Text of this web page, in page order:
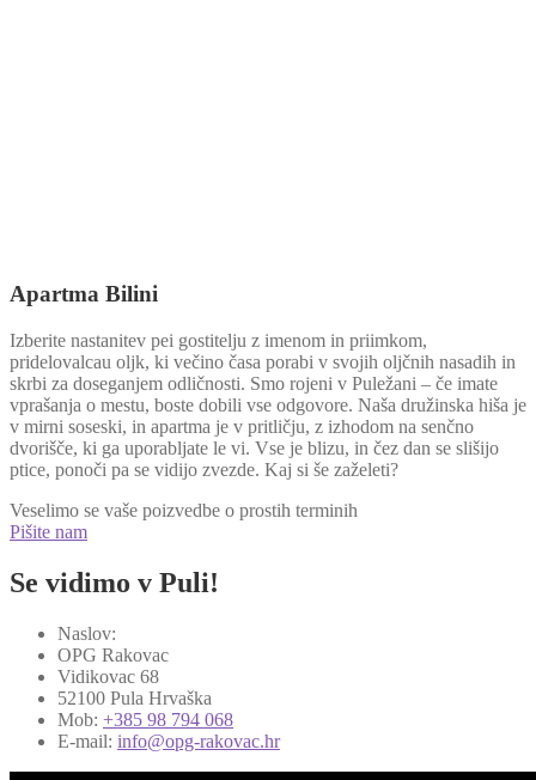
Apartma Bilini
Izberite nastanitev pei gostitelju z imenom in priimkom,
pridelovalcau oljk, ki večino časa porabi v svojih oljčnih nasadih in
skrbi za doseganjem odličnosti. Smo rojeni v Puležani – če imate
vprašanja o mestu, boste dobili vse odgovore. Naša družinska hiša je
v mirni soseski, in apartma je v pritličju, z izhodom na senčno
dvorišče, ki ga uporabljate le vi. Vse je blizu, in čez dan se slišijo
ptice, ponoči pa se vidijo zvezde. Kaj si še zaželeti?
Veselimo se vaše poizvedbe o prostih terminih
Pišite nam
Se vidimo v Puli!
Naslov:
OPG Rakovac
Vidikovac 68
52100 Pula Hrvaška
Mob: +385 98 794 068
E-mail: info@opg-rakovac.hr